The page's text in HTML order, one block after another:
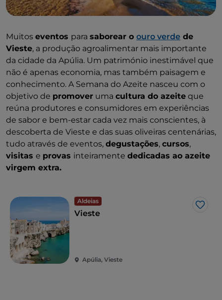
Muitos eventos para saborear o ouro verde de
Vieste, a produção agroalimentar mais importante
da cidade da Apúlia. Um património inestimável que
não é apenas economia, mas também paisagem e
conhecimento. A Semana do Azeite nasceu com o
objetivo de promover uma cultura do azeite que
reúna produtores e consumidores em experiências
de sabor e bem-estar cada vez mais conscientes, à
descoberta de Vieste e das suas oliveiras centenárias,
tudo através de eventos, degustações, cursos,
visitas e provas inteiramente dedicadas ao azeite
virgem extra.
Aldeias
Vieste
Apúlia, Vieste